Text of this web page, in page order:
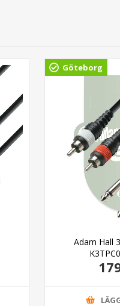
Göteborg
Adam Hall